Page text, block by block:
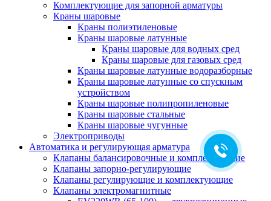
Комплектующие для запорной арматуры
Краны шаровые
Краны полиэтиленовые
Краны шаровые латунные
Краны шаровые для водных сред
Краны шаровые для газовых сред
Краны шаровые латунные водоразборные
Краны шаровые латунные со спускным
устройством
Краны шаровые полипропиленовые
Краны шаровые стальные
Краны шаровые чугунные
Электроприводы
Автоматика и регулирующая арматура
Клапаны балансировочные и комплектующие
Клапаны запорно-регулирующие
Клапаны регулирующие и комплектующие
Клапаны электромагнитные